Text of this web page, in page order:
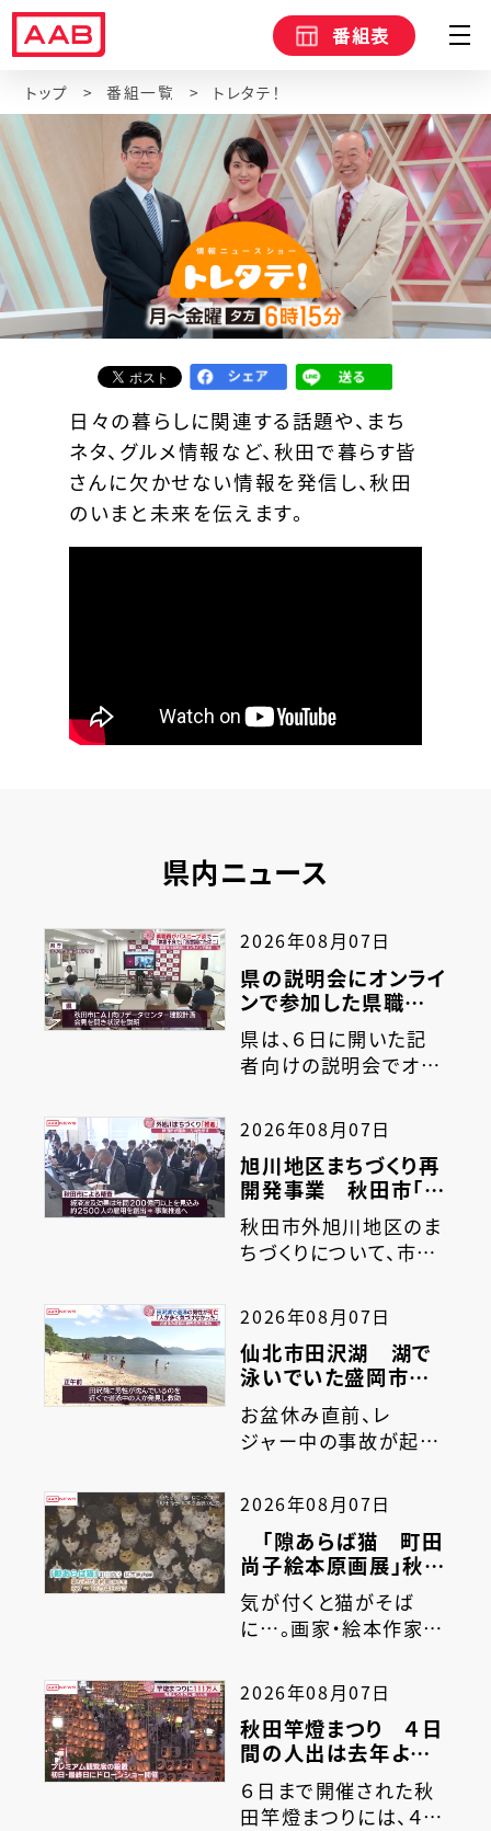
番組表
トップ 番組一覧 トレタテ！
日々の暮らしに関連する話題や、まち
ネタ、グルメ情報など、秋田で暮らす皆
さんに欠かせない情報を発信し、秋田
のいまと未来を伝えます。
県内ニュース
2026年08月07日
県の説明会にオンライ
ンで参加した県職員
がバスローブ姿で画
面に…「対応に問題が
あった」／秋田
県は、６日に開いた記
者向けの説明会でオン
がバスローブ姿で取材
に応じたことを受けて、
「対応に問題があった」
としています。６日県
は、秋田市の企業とア
メリカの企業が、秋田市
けデータセンターを建
設する計画について
説…
2026年08月07日
旭川地区まちづくり再
開発事業 秋田市「連
携して推進していく」
方針を議会に説明
秋田市外旭川地区のま
ちづくりについて、市は
を進める方針を示しま
した。８月末に秋田市議
会の定例会が開かれる
のを前に、外旭川地区
のまちづくり事業につ
いて市が議会に説明し
のイオンタウンは、１月
に新たな計画案を提
案…
2026年08月07日
仙北市田沢湖 湖で
泳いでいた盛岡市の
６９歳男性が死亡
／秋田
お盆休み直前、レ
ジャー中の事故が起き
湖で６９歳の男性が沈
んでいるのが見つかり、
その後死亡が確認され
ました。警察や消防によ
りますと、７日正午前、
仙北市の田沢湖の遊泳
人が見つけ、救助しまし
た。…
2026年08月07日
「隙あらば猫 町田
尚子絵本原画展」秋田
県立近代美術館で８
日から開催
気が付くと猫がそば
に…。画家・絵本作家の
が、横手市の県立近代
美術館で開催されま
す。『ネコヅメのよる』の
主人公が、町田さんの
愛猫・白木（しらき）で
す。白木の生誕２０年を
2026年08月07日
秋田竿燈まつり ４日
間の人出は去年より８
万人多い１１１万人
６日まで開催された秋
田竿燈まつりには、４日